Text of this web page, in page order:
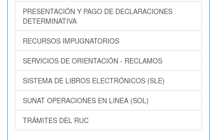
PRESENTACIÓN Y PAGO DE DECLARACIONES
DETERMINATIVA
RECURSOS IMPUGNATORIOS
SERVICIOS DE ORIENTACIÓN - RECLAMOS
SISTEMA DE LIBROS ELECTRÓNICOS (SLE)
SUNAT OPERACIONES EN LINEA (SOL)
TRÁMITES DEL RUC